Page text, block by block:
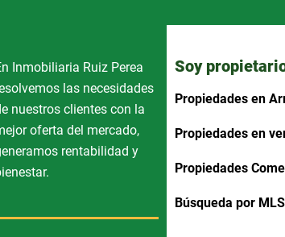
Inmobiliaria Ruiz Perea
las necesidades
nuestros clientes con la
oferta del mercado,
rentabilidad y
Soy
Propiedades en
Propiedades en
Propiedades
Búsqueda por MLS